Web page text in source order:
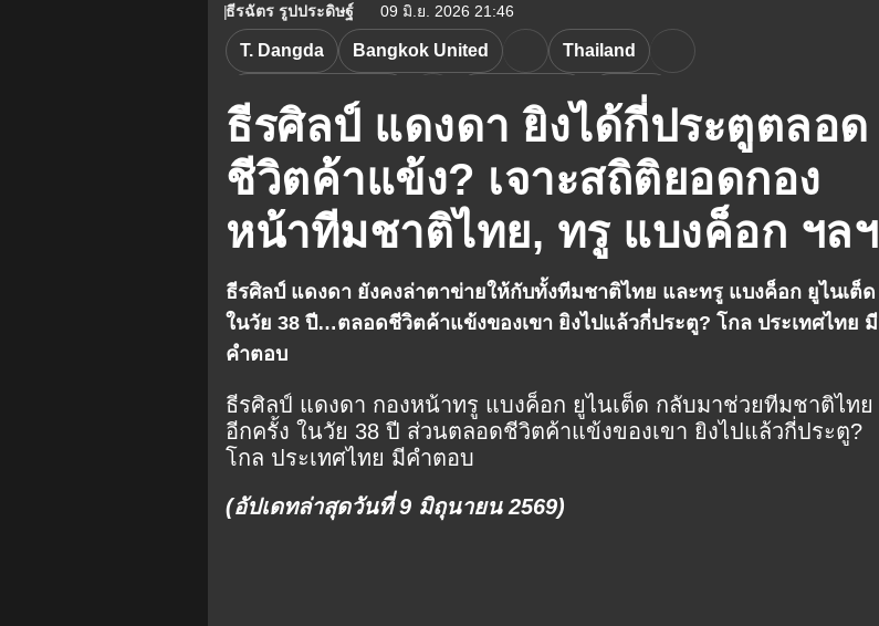
ธีรฉัตร รูปประดิษฐ์ 09 มิ.ย. 2026 21:46
ธีรศิลป์ แดงดา ยิงได้กี่ประตูตลอด
ชีวิตค้าแข้ง? เจาะสถิติยอดกอง
หน้าทีมชาติไทย, ทรู แบงค็อก ฯลฯ
T. Dangda Bangkok United Thailand
LaLiga
Muang Thong United Almeria Shimizu S-Pulse
J. League Sanfrecce Hiroshima Grasshopper
Super League ASEAN Championship
ธีรศิลป์ แดงดา ยังคงล่าตาข่ายให้กับทั้งทีมชาติไทย และทรู แบงค็อก ยูไนเต็ด
ในวัย 38 ปี…ตลอดชีวิตค้าแข้งของเขา ยิงไปแล้วกี่ประตู? โกล ประเทศไทย มี
คำตอบ
ธีรศิลป์ แดงดา กองหน้าทรู แบงค็อก ยูไนเต็ด กลับมาช่วยทีมชาติไทย
อีกครั้ง ในวัย 38 ปี ส่วนตลอดชีวิตค้าแข้งของเขา ยิงไปแล้วกี่ประตู?
โกล ประเทศไทย มีคำตอบ
(อัปเดทล่าสุดวันที่ 9 มิถุนายน 2569)